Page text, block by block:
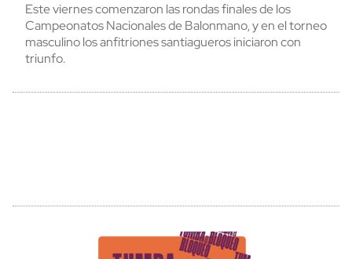
Este viernes comenzaron las rondas finales de los
Campeonatos Nacionales de Balonmano, y en el torneo
masculino los anfitriones santiagueros iniciaron con
triunfo.